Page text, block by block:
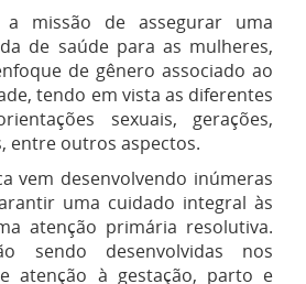
missão de assegurar uma
de saúde para as mulheres,
de gênero associado ao
tendo em vista as diferentes
sexuais, gerações,
entre outros aspectos.
vem desenvolvendo inúmeras
uma cuidado integral às
atenção primária resolutiva.
sendo desenvolvidas nos
atenção à gestação, parto e